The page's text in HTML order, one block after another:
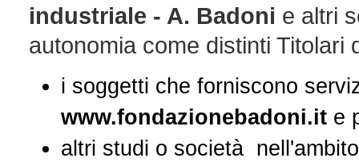
industriale - A. Badoni e altri
autonomia come distinti Titolari
i soggetti che forniscono
www.fondazionebadoni.ite
altri studi o società